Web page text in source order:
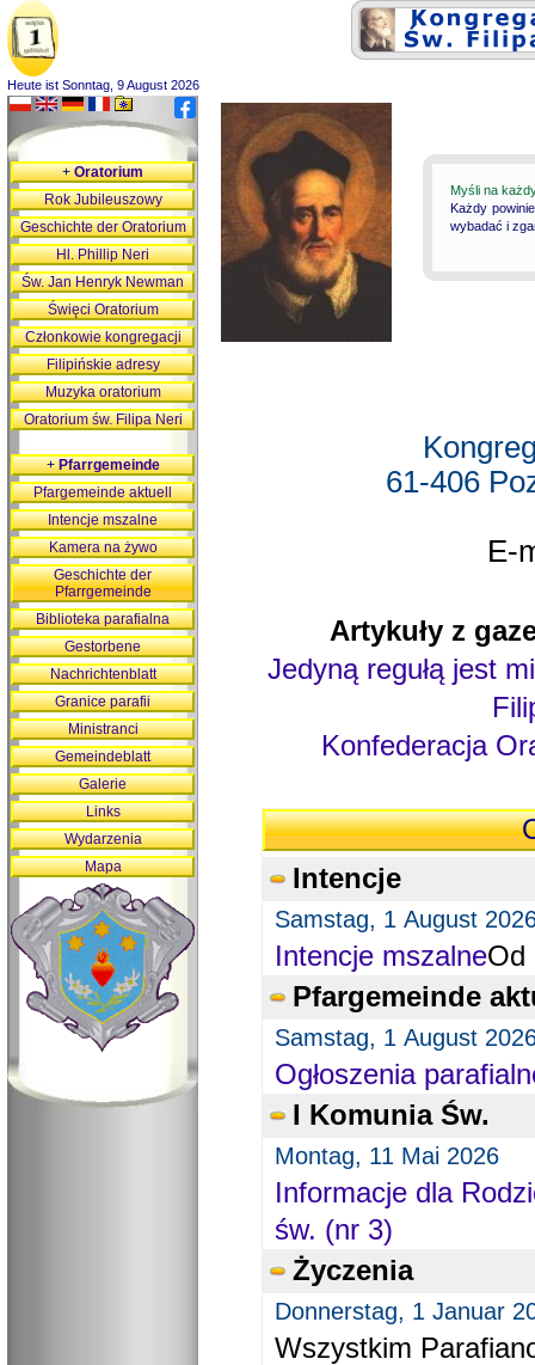
Heute ist Sonntag, 9 August 2026
Myśli na
Każdy
wybadać i
61-406
E-
Artykuły z
Jedyną regułą jest
Konfederacja
Intencje
Samstag, 1 August
Intencje mszalneOd
Pfargemeinde
Samstag, 1 August
Ogłoszenia
I Komunia Św.
Montag, 11 Mai 2026
Informacje dla
św. (nr 3)
Życzenia
Donnerstag, 1 Januar
Wszystkim
+Oratorium
Rok Jubileuszowy
Geschichte der Oratorium
Hl. Phillip Neri
Św. Jan Henryk Newman
Święci Oratorium
Członkowie kongregacji
Filipińskie adresy
Muzyka oratorium
Oratorium św. Filipa Neri
+Pfarrgemeinde
Pfargemeinde aktuell
Intencje mszalne
Kamera na żywo
Geschichte der
Pfarrgemeinde
Biblioteka parafialna
Gestorbene
Nachrichtenblatt
Granice parafii
Ministranci
Gemeindeblatt
Galerie
Links
Wydarzenia
Mapa